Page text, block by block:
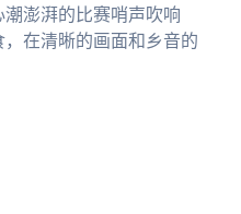
澎湃的比赛哨声吹响
在清晰的画面和乡音的